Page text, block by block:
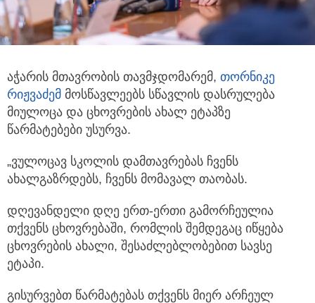
აჭარის მთავრობის თავმჯდომარემ, თორნიკე
რიჟვაძემ მოსწავლეებს სწავლის დასრულება
მიულოცა და ცხოვრების ახალ ეტაპზე
წარმატებები უსურვა.
„ვულოცავ სკოლის დამთავრებას ჩვენს
ახალგაზრდებს, ჩვენს მომავალ თაობას.
დღევანდელი დღე ერთ-ერთი გამორჩეულია
თქვენს ცხოვრებაში, რომლის შემდეგაც იწყება
ცხოვრების ახალი, შესაძლებლობებით სავსე
ეტაპი.
გისურვებთ წარმატებას თქვენს მიერ არჩეულ